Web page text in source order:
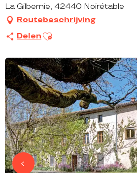
La Gilbernie, 42440 Noirétable
Routebeschrijving
Delen Ajouter aux favoris